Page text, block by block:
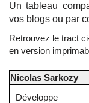
Un tableau
vos blogs ou par
Retrouvez le tract
en version
Nicolas Sarkozy